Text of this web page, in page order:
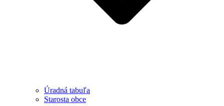
Úradná tabuľa
Starosta obce